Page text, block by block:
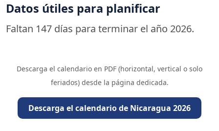
Datos útiles para planificar
Faltan 147 días para terminar el año 2026.
Descarga el calendario en PDF (horizontal, vertical o solo
feriados) desde la página dedicada.
Descarga el calendario de Nicaragua 2026